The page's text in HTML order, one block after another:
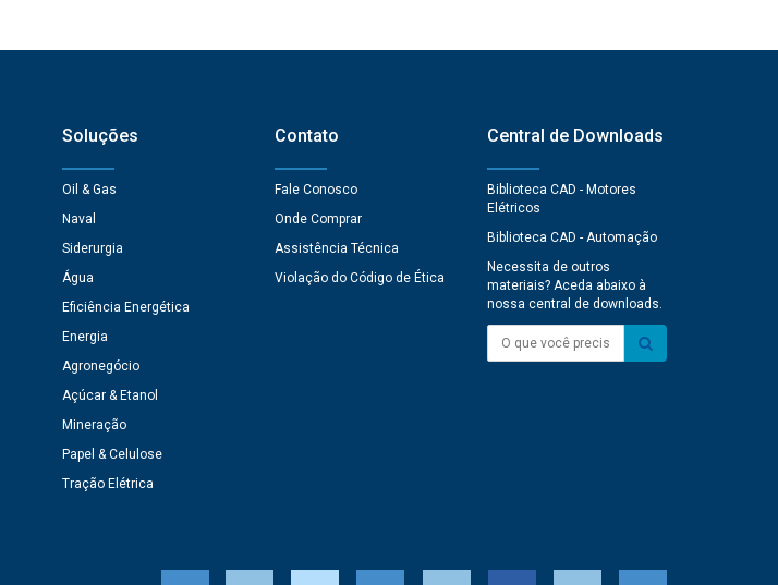
Soluções
Oil & Gas
Naval
Siderurgia
Água
Eficiência Energética
Energia
Agronegócio
Açúcar & Etanol
Mineração
Papel & Celulose
Tração Elétrica
Contato
Fale Conosco
Onde Comprar
Assistência Técnica
Violação do Código de Ética
Central de Downloads
Biblioteca CAD - Motores
Elétricos
Biblioteca CAD - Automação
Necessita de outros
materiais? Aceda abaixo à
nossa central de downloads.